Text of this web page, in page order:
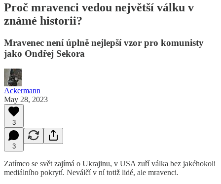
Proč mravenci vedou největší válku v
známé historii?
Mravenec není úplně nejlepší vzor pro komunisty
jako Ondřej Sekora
Ackermann
May 28, 2023
3
3
Zatímco se svět zajímá o Ukrajinu, v USA zuří válka bez jakéhokoli
mediálního pokrytí. Neválčí v ní totiž lidé, ale mravenci.